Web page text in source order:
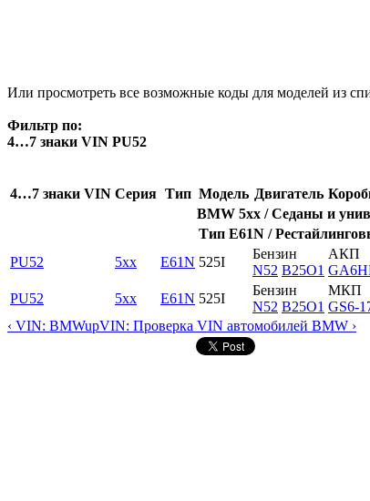
Или просмотреть все возможные коды для моделей из
Фильтр по:
4…7 знаки VIN PU52
4…7 знаки VIN Серия Тип Модель Двигатель
BMW 5xx / Седаны и
Тип E61N /
PU52
5xx E61N 525I
Бензин
N52 B25O1
АКП
PU52 5xx E61N 525I
Бензин
N52 B25O1
МКП
GS6-
‹ VIN: BMWupVIN: Проверка VIN автомобилей BMW ›